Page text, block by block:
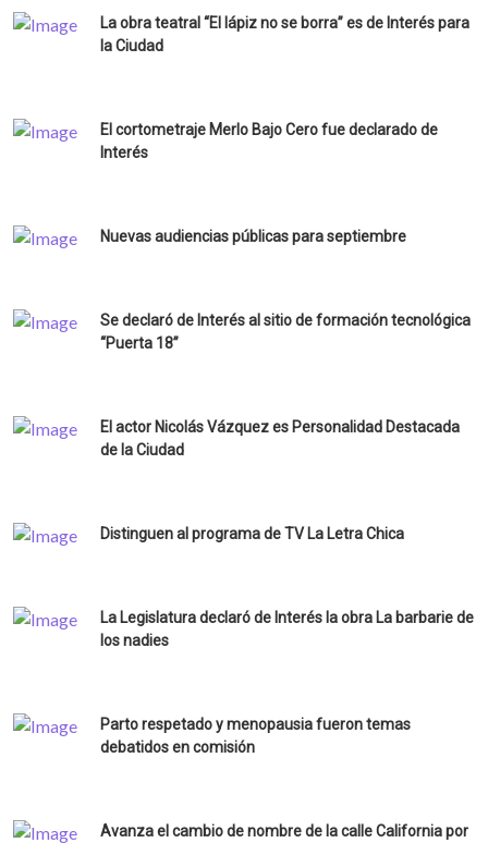
La obra teatral “El lápiz no se borra” es de Interés para
la Ciudad
El cortometraje Merlo Bajo Cero fue declarado de
Interés
Nuevas audiencias públicas para septiembre
Se declaró de Interés al sitio de formación tecnológica
“Puerta 18”
El actor Nicolás Vázquez es Personalidad Destacada
de la Ciudad
Distinguen al programa de TV La Letra Chica
La Legislatura declaró de Interés la obra La barbarie de
los nadies
Parto respetado y menopausia fueron temas
debatidos en comisión
Avanza el cambio de nombre de la calle California por